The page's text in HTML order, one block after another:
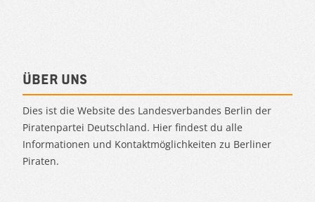
Über uns
Dies ist die Website des Landesverbandes Berlin der
Piratenpartei Deutschland. Hier findest du alle
Informationen und Kontaktmöglichkeiten zu Berliner
Piraten.